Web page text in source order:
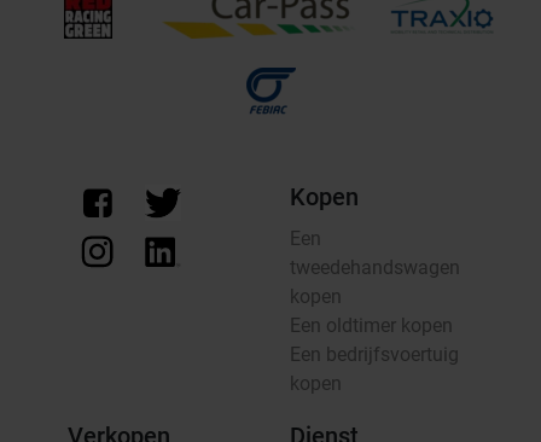
Kopen
Een
tweedehandswagen
kopen
Een oldtimer kopen
Een bedrijfsvoertuig
kopen